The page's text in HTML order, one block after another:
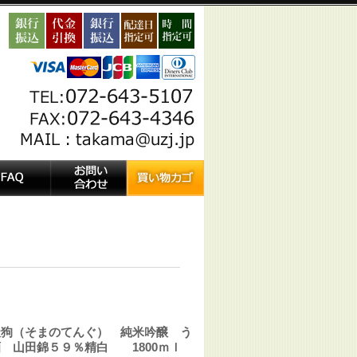
（そまのてんぐ） 純米吟醸 う
山田錦５９％精白 1800ｍｌ